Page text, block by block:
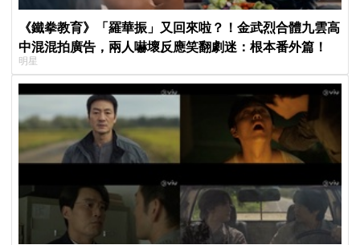
《鐵拳教育》「羅華振」又回來啦？！金武烈合體九雲高
中混混拍廣告，兩人嚇壞反應笑翻劇迷：根本番外篇！
明星